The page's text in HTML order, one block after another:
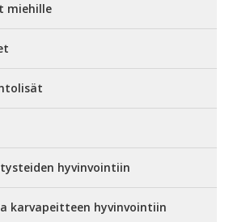
miehille
hyvinvointiin
karvapeitteen hyvinvointiin